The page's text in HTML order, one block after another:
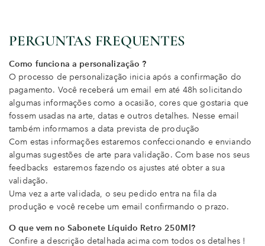
PERGUNTAS FREQUENTES
Como funciona a personalização ?
O processo de personalização inicia após a confirmação do
pagamento. Você receberá um email em até 48h solicitando
algumas informações como a ocasião, cores que gostaria que
fossem usadas na arte, datas e outros detalhes. Nesse email
também informamos a data prevista de produção
Com estas informações estaremos confeccionando e enviando
algumas sugestões de arte para validação. Com base nos seus
feedbacks estaremos fazendo os ajustes até obter a sua
validação.
Uma vez a arte validada, o seu pedido entra na fila da
produção e você recebe um email confirmando o prazo.
O que vem no Sabonete Líquido Retro 250Ml?
Confire a descrição detalhada acima com todos os detalhes !